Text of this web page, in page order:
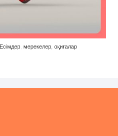
мерекелер, оқиғалар